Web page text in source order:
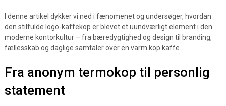
I denne artikel dykker vi ned i fænomenet og undersøger, hvordan
den stilfulde logo-kaffekop er blevet et uundværligt element i den
moderne kontorkultur – fra bæredygtighed og design til branding,
fællesskab og daglige samtaler over en varm kop kaffe.
Fra anonym termokop til personlig
statement